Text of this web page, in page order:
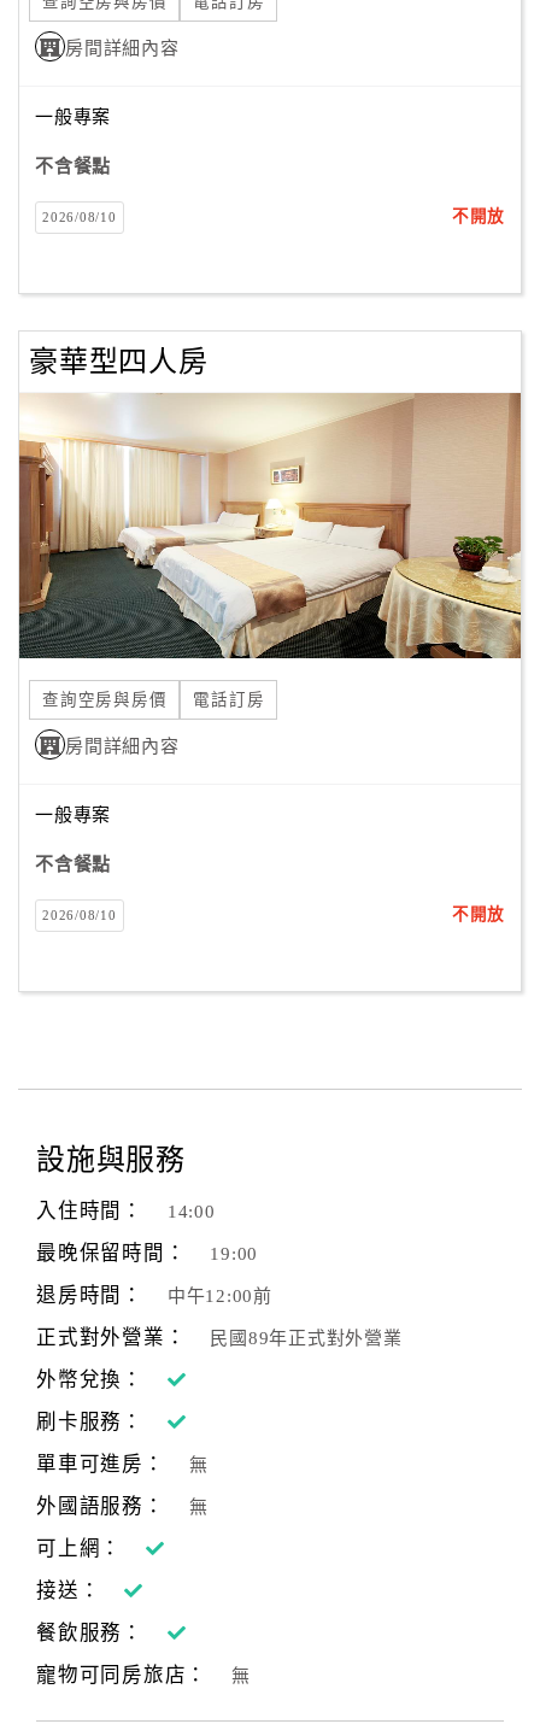
伴
計
商
品
宣
房間詳細內容
一般專案
不含餐點
2026/08/10 不開放
豪華型四人房
查詢空房與房價 電話訂房
房間詳細內容
一般專案
不含餐點
2026/08/10 不開放
設施與服務
入住時間： 14:00
最晚保留時間： 19:00
退房時間： 中午12:00前
正式對外營業： 民國89年正式對外營業
外幣兌換：
刷卡服務：
單車可進房：
無
外國語服務： 無
可上網：
接送：
餐飲服務：
寵物可同房旅店：
無